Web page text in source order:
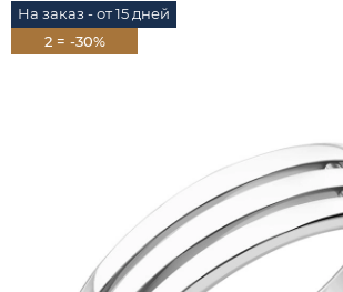
На заказ - от 15 дней
2 = -30%